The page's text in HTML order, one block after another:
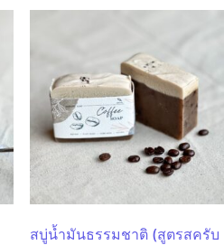
สบู่น้ำมันธรรมชาติ (สูตรสครับ